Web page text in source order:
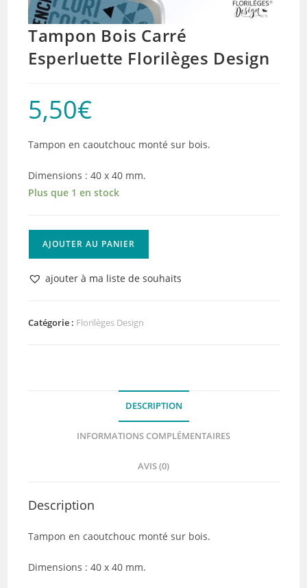
Tampon Bois Carré
Esperluette Florilèges Design
5,50€
Tampon en caoutchouc monté sur bois.
Dimensions : 40 x 40 mm.
Plus que 1 en stock
Tampon
Esperluette
AJOUTER AU PANIER
ajouter à ma liste de souhaits
Catégorie : Florilèges Design
DESCRIPTION
INFORMATIONS COMPLÉMENTAIRES
AVIS (0)
Description
Tampon en caoutchouc monté sur bois.
Dimensions : 40 x 40 mm.